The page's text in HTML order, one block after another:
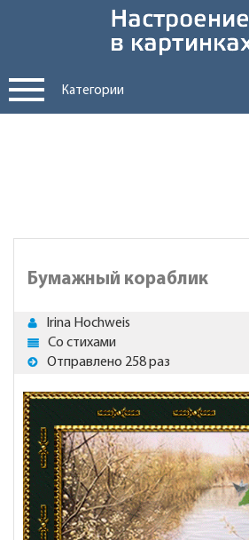
Категории
Бумажный кораблик
Irina Hochweis
Со стихами
Отправлено 258 раз